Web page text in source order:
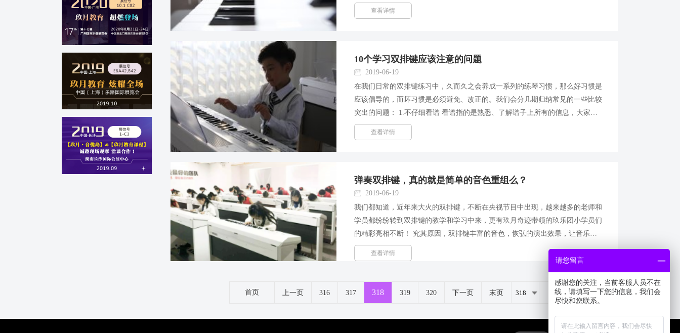
双排键具有音色多样性的特点，所以大家要从模仿不同音色的演奏中进行奏法的
学习，从木管乐器的摸、弦...
查看详情
10个学习双排键应该注意的问题
2019-06-19
在我们日常的双排键练习中，久而久之会养成一系列的练琴习惯，那么好习惯是
应该倡导的，而坏习惯是必须避免、改正的。我们会分几期归纳常见的一些比较
突出的问题： 1.不仔细看谱 看谱指的是熟悉、了解谱子上所有的信息，大家通
常只是把双排键电子琴的音符识别出来，但是几乎忽略了谱子上的任何强弱记
号，休止符号，和曲子的速度...
查看详情
弹奏双排键，真的就是简单的音色重组么？
2019-06-19
我们都知道，近年来大火的双排键，不断在央视节目中出现，越来越多的老师和
学员都纷纷转到双排键的教学和学习中来，更有玖月奇迹带领的玖乐团小学员们
的精彩亮相不断！ 究其原因，双排键丰富的音色，恢弘的演出效果，让音乐爱
好者趋之若鹜！但是，你们真的以为，弹奏双排键，真的就是简单的音色重组
么？那就大错特错了！ 一般来...
查看详情
首页 上一页 316 317 318 319 320 下一页 末页 共 346页1726条
请您留言
感谢您的关注，当前客服人员不在
线，请填写一下您的信息，我们会
尽快和您联系。